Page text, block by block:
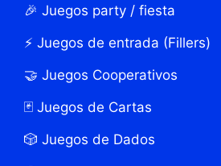
🎉 Juegos party / fiesta
⚡ Juegos de entrada (Fillers)
🤝 Juegos Cooperativos
🃏 Juegos de Cartas
🎲 Juegos de Dados